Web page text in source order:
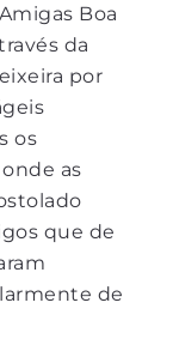
Boa
da
por
os
as
que de
de